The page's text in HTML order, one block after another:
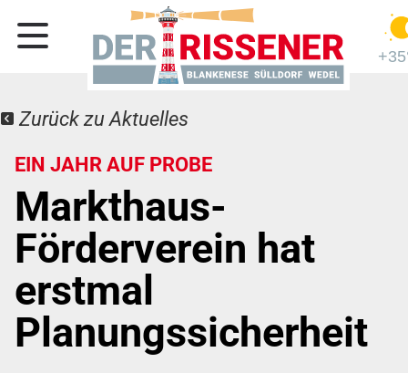
Zurück zu Aktuelles
EIN JAHR AUF PROBE
Markthaus-
Förderverein hat
erstmal
Planungssicherheit